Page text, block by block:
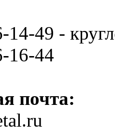
49 -
16-44
почта: